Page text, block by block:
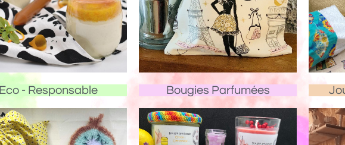
Eco - Responsable Bougies Parfumées